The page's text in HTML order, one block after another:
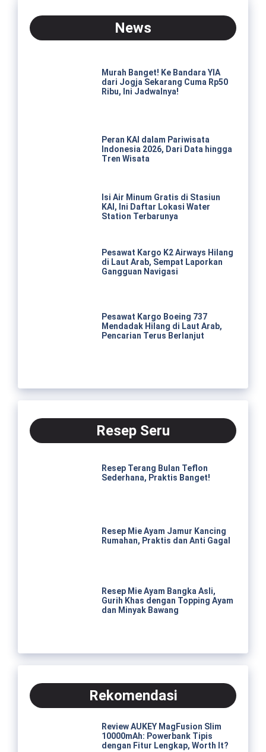
News
Murah Banget! Ke Bandara YIA
dari Jogja Sekarang Cuma Rp50
Ribu, Ini Jadwalnya!
Peran KAI dalam Pariwisata
Indonesia 2026, Dari Data hingga
Tren Wisata
Isi Air Minum Gratis di Stasiun
KAI, Ini Daftar Lokasi Water
Station Terbarunya
Pesawat Kargo K2 Airways Hilang
di Laut Arab, Sempat Laporkan
Gangguan Navigasi
Pesawat Kargo Boeing 737
Mendadak Hilang di Laut Arab,
Pencarian Terus Berlanjut
Resep Seru
Resep Terang Bulan Teflon
Sederhana, Praktis Banget!
Resep Mie Ayam Jamur Kancing
Rumahan, Praktis dan Anti Gagal
Resep Mie Ayam Bangka Asli,
Gurih Khas dengan Topping Ayam
dan Minyak Bawang
Rekomendasi
Review AUKEY MagFusion Slim
10000mAh: Powerbank Tipis
dengan Fitur Lengkap, Worth It?